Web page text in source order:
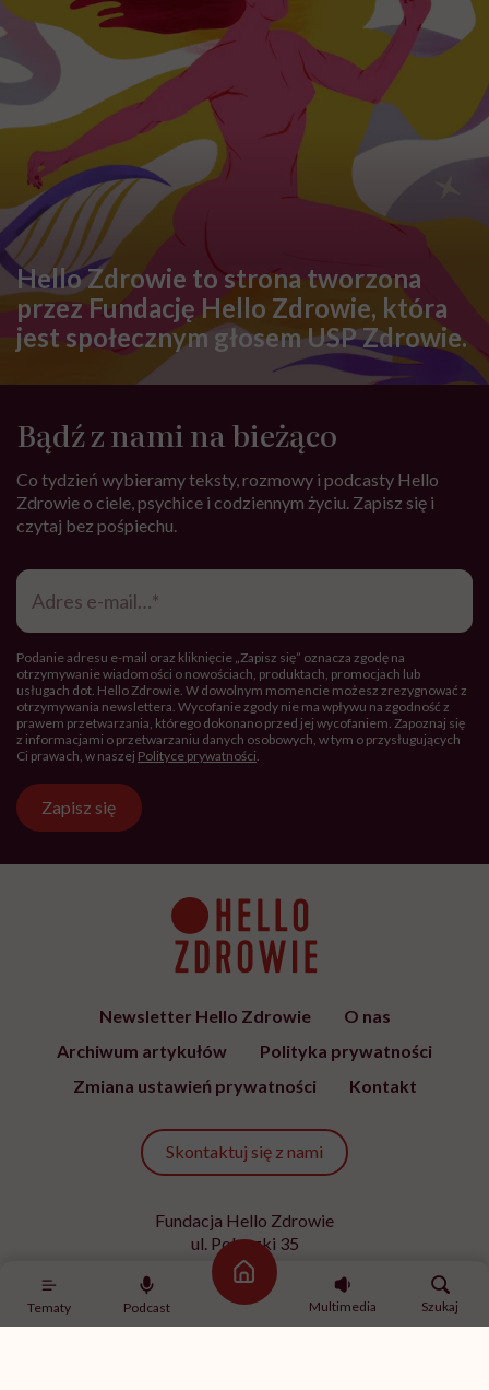
Tematy Podcast
Strona główna
Multimedia
Szukaj
Hello Zdrowie to strona tworzona
przez Fundację Hello Zdrowie, która
jest społecznym głosem USP Zdrowie.
Bądź z nami na bieżąco
Co tydzień wybieramy teksty, rozmowy i podcasty Hello
Zdrowie o ciele, psychice i codziennym życiu. Zapisz się i
czytaj bez pośpiechu.
Adres
mail*
Podanie adresu e-mail oraz kliknięcie „Zapisz się” oznacza zgodę na
otrzymywanie wiadomości o nowościach, produktach, promocjach lub
usługach dot. Hello Zdrowie. W dowolnym momencie możesz zrezygnować z
otrzymywania newslettera. Wycofanie zgody nie ma wpływu na zgodność z
prawem przetwarzania, którego dokonano przed jej wycofaniem. Zapoznaj się
z informacjami o przetwarzaniu danych osobowych, w tym o przysługujących
Ci prawach, w naszej Polityce prywatności.
Zapisz się
Newsletter Hello Zdrowie
O nas
Archiwum artykułów
Polityka prywatności
Zmiana ustawień prywatności
Kontakt
Skontaktuj się z nami
Fundacja Hello Zdrowie
ul. Poleczki 35
02-822 Warszawa
NIP 9512613236
Kontakt z redakcją